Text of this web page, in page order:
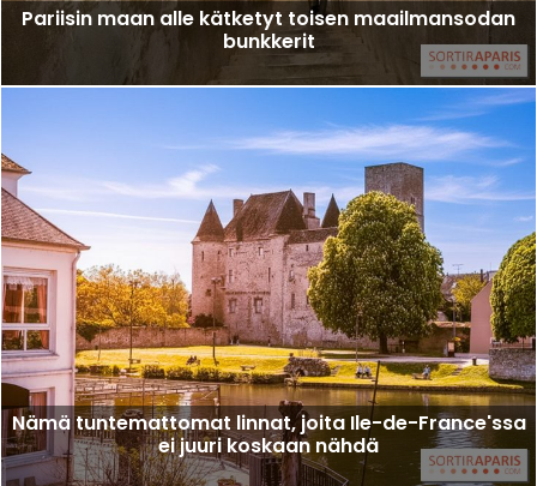
Pariisin maan alle kätketyt toisen maailmansodan
bunkkerit
Nämä tuntemattomat linnat, joita Ile-de-France'ssa
ei juuri koskaan nähdä